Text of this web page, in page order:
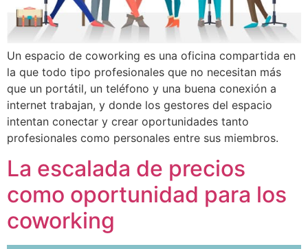
Un espacio de coworking es una oficina compartida en
la que todo tipo profesionales que no necesitan más
que un portátil, un teléfono y una buena conexión a
internet trabajan, y donde los gestores del espacio
intentan conectar y crear oportunidades tanto
profesionales como personales entre sus miembros.
La escalada de precios
como oportunidad para los
coworking